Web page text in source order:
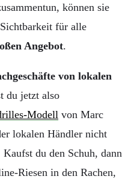
können sie
für alle
Angebot.
von lokalen
du jetzt also
Modell von Marc
lokalen Händler nicht
du den Schuh, dann
Riesen in den Rachen,